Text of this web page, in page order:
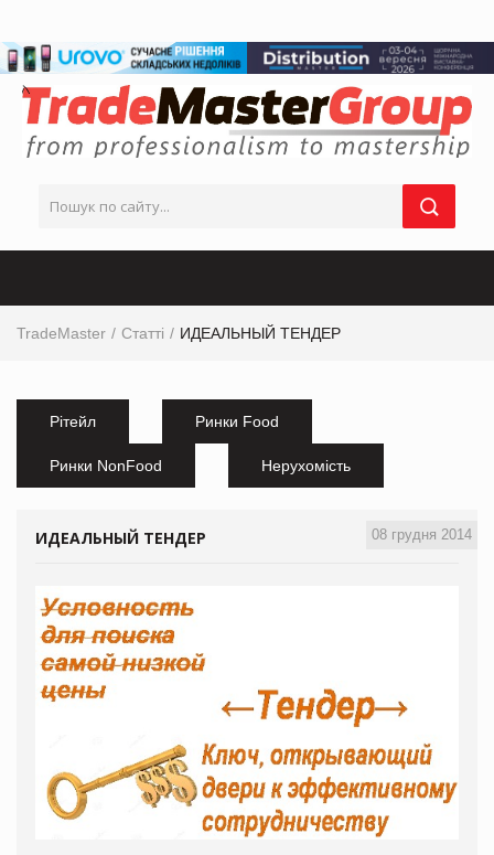
TradeMaster Статті ИДЕАЛЬНЫЙ ТЕНДЕР
Рітейл Ринки Food
Ринки NonFood Нерухомість
08 грудня 2014
ИДЕАЛЬНЫЙ ТЕНДЕР